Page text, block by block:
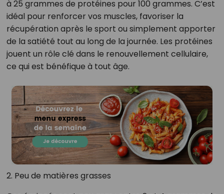
à 25 grammes de protéines pour 100 grammes. C’est
idéal pour renforcer vos muscles, favoriser la
récupération après le sport ou simplement apporter
de la satiété tout au long de la journée. Les protéines
jouent un rôle clé dans le renouvellement cellulaire,
ce qui est bénéfique à tout âge.
2. Peu de matières grasses